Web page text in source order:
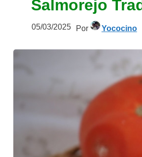
Salmorejo
05/03/2025 Por Yococino